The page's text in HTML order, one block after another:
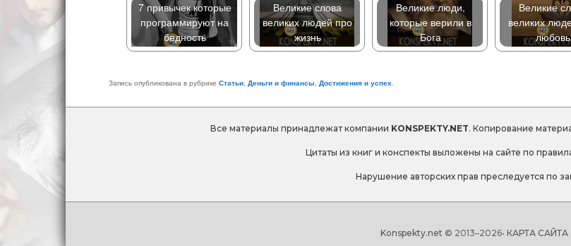
7 привычек которые
программируют на
бедность
Великие слова
великих людей про
жизнь
Великие люди,
которые верили в
Бога
Великие
великих
любовь
Запись опубликована в рубрикеСтатьи,Деньги и финансы,Достижения и успех.
Все материалы принадлежат компании KONSPEKTY.NET. Копирование
Цитаты из книг и конспекты выложены на сайте по
Нарушение авторских прав преследуется по
Konspekty.net © 2013–2026• КАРТА САЙТА